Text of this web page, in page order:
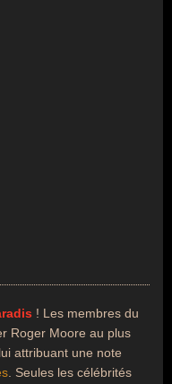
! Les membres du
Roger Moore au plus
attribuant une note
. Seules les célébrités